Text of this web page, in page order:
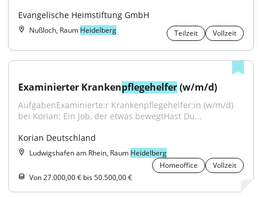
Evangelische Heimstiftung GmbH
Nußloch, Raum Heidelberg Teilzeit Vollzeit
Examinierter Krankenpflegehelfer (w/m/d)
AufgabenExaminierte:r Krankenpflegehelfer:in (w/m/d)
bei Korian: Ein Job, der etwas bewegtHast Du...
Korian Deutschland
Ludwigshafen am Rhein, Raum Heidelberg
Homeoffice
Vollzeit
Von 27.000,00 € bis 50.500,00 €